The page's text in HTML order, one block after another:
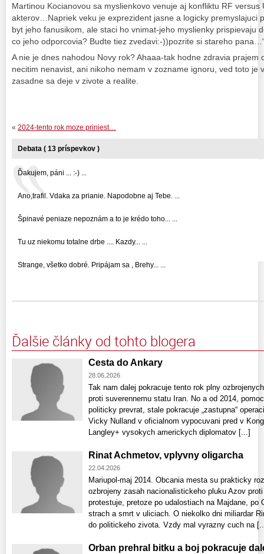
Martinou Kocianovou sa myslienkovo venuje aj konfliktu RF versus
akterov…Napriek veku je exprezident jasne a logicky premyslajuci
byt jeho fanusikom, ale staci ho vnimat-jeho myslienky prispievaju
co jeho odporcovia? Budte tiez zvedavi:-))pozrite si stareho
A nie je dnes nahodou Novy rok? Ahaaa-tak hodne zdravia prajem
necitim nenavist, ani nikoho nemam v zozname ignoru, ved toto je
zasadne sa deje v zivote a realite.
« 2024-tento rok moze priniest…
Debata ( 13 príspevkov )
Ďakujem, páni ... :-) ...
Ano,trafil. Vdaka za prianie. Napodobne aj Tebe. ...
Špinavé peniaze nepoznám a to je krédo toho... ...
Tu uz niekomu totalne drbe .... Kazdy... ...
Strange, všetko dobré. Pripájam sa , Brehy... ...
Ďalšie články od tohto blogera
Cesta do Ankary
28.06.2026
Tak nam dalej pokracuje tento rok plny
proti suverennemu statu Iran. No a od 2014,
politicky prevrat, stale pokracuje „zastupna“
Vicky Nulland v oficialnom vypocuvani pred v
Langley+ vysokych americkych diplomatov [...]
Rinat Achmetov, vplyvny oligarcha
22.04.2026
Mariupol-maj 2014. Obcania mesta su prakticky
ozbrojeny zasah nacionalistickeho pluku Azov
protestuje, pretoze po udalostiach na Majdane, po
strach a smrt v uliciach. O niekolko dni miliardar
do politickeho zivota. Vzdy mal vyrazny cuch na
Orban prehral bitku a boj pokracuje